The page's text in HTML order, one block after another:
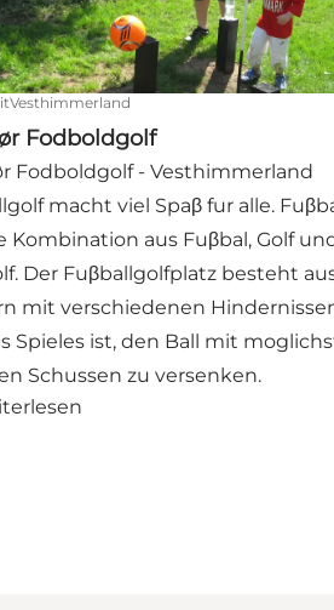
Fodboldgolf
Fodboldgolf - Vesthimmerland
macht viel Spaβ fur alle.
Kombination aus Fuβbal, Golf
Der Fuβballgolfplatz besteht
mit verschiedenen
Spieles ist, den Ball mit
Schussen zu versenken.